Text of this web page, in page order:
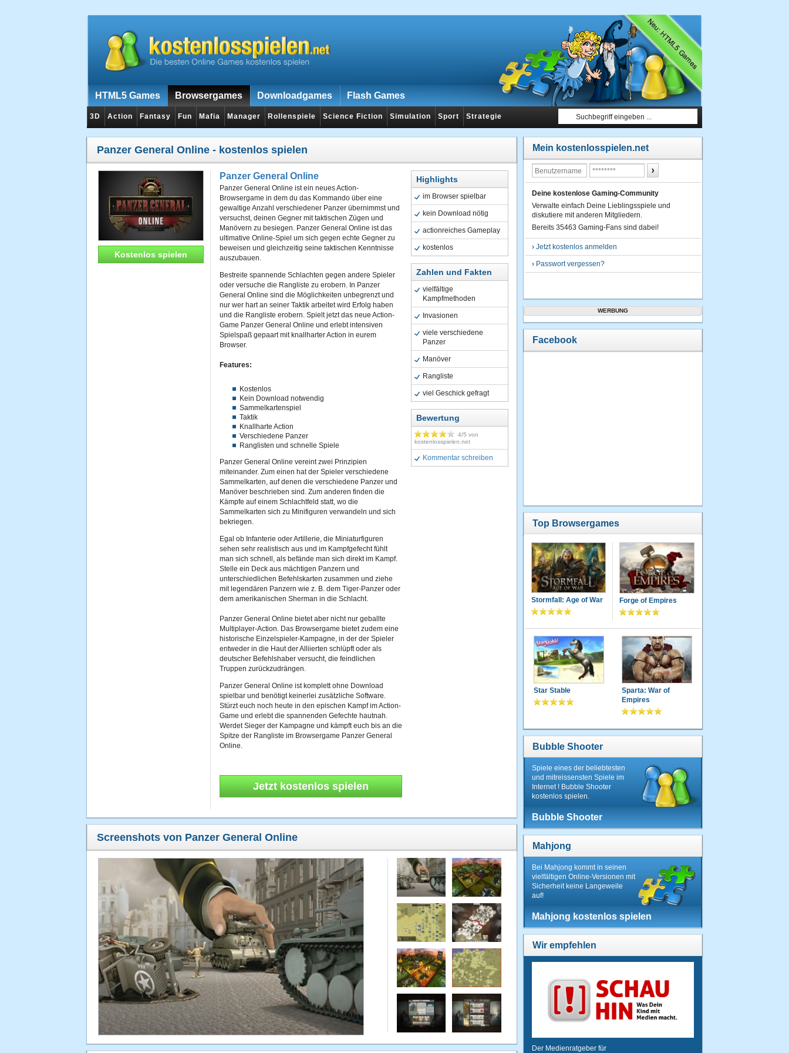
HTML5 Games Browsergames Downloadgames Flash Games
3D Action Fantasy Fun Mafia Manager Rollenspiele Science Fiction Simulation Sport Strategie
Panzer General Online - kostenlos spielen
Kostenlos spielen
Panzer General Online
Panzer General Online ist ein neues Action-
Browsergame in dem du das Kommando über eine
gewaltige Anzahl verschiedener Panzer übernimmst und
versuchst, deinen Gegner mit taktischen Zügen und
Manövern zu besiegen. Panzer General Online ist das
ultimative Online-Spiel um sich gegen echte Gegner zu
beweisen und gleichzeitig seine taktischen Kenntnisse
auszubauen.
Bestreite spannende Schlachten gegen andere Spieler
oder versuche die Rangliste zu erobern. In Panzer
General Online sind die Möglichkeiten unbegrenzt und
nur wer hart an seiner Taktik arbeitet wird Erfolg haben
und die Rangliste erobern. Spielt jetzt das neue Action-
Game Panzer General Online und erlebt intensiven
Spielspaß gepaart mit knallharter Action in eurem
Browser.
Features:
Kostenlos
Kein Download notwendig
Sammelkartenspiel
Taktik
Knallharte Action
Verschiedene Panzer
Ranglisten und schnelle Spiele
Panzer General Online vereint zwei Prinzipien
miteinander. Zum einen hat der Spieler verschiedene
Sammelkarten, auf denen die verschiedene Panzer und
Manöver beschrieben sind. Zum anderen finden die
Kämpfe auf einem Schlachtfeld statt, wo die
Sammelkarten sich zu Minifiguren verwandeln und sich
bekriegen.
Egal ob Infanterie oder Artillerie, die Miniaturfiguren
sehen sehr realistisch aus und im Kampfgefecht fühlt
man sich schnell, als befände man sich direkt im Kampf.
Stelle ein Deck aus mächtigen Panzern und
unterschiedlichen Befehlskarten zusammen und ziehe
mit legendären Panzern wie z. B. dem Tiger-Panzer oder
dem amerikanischen Sherman in die Schlacht.
Panzer General Online bietet aber nicht nur geballte
Multiplayer-Action. Das Browsergame bietet zudem eine
historische Einzelspieler-Kampagne, in der der Spieler
entweder in die Haut der Alliierten schlüpft oder als
deutscher Befehlshaber versucht, die feindlichen
Truppen zurückzudrängen.
Panzer General Online ist komplett ohne Download
spielbar und benötigt keinerlei zusätzliche Software.
Stürzt euch noch heute in den epischen Kampf im Action-
Game und erlebt die spannenden Gefechte hautnah.
Werdet Sieger der Kampagne und kämpft euch bis an die
Spitze der Rangliste im Browsergame Panzer General
Online.
Jetzt kostenlos spielen
Highlights
im Browser spielbar
kein Download nötig
actionreiches Gameplay
kostenlos
Zahlen und Fakten
vielfältige
Kampfmethoden
Invasionen
viele verschiedene
Panzer
Manöver
Rangliste
viel Geschick gefragt
Bewertung
4/5 von
kostenlosspielen.net
Kommentar schreiben
Screenshots von Panzer General Online
Mein kostenlosspielen.net
Deine kostenlose Gaming-Community
Verwalte einfach Deine Lieblingsspiele und
diskutiere mit anderen Mitgliedern.
Bereits 35463 Gaming-Fans sind dabei!
› Jetzt kostenlos anmelden
› Passwort vergessen?
WERBUNG
Facebook
Top Browsergames
Stormfall: Age of War Forge of Empires
Star Stable
Sparta: War of
Empires
Bubble Shooter
Spiele eines der beliebtesten
und mitreissensten Spiele im
Internet ! Bubble Shooter
kostenlos spielen.
Bubble Shooter
Mahjong
Bei Mahjong kommt in seinen
vielfältigen Online-Versionen mit
Sicherheit keine Langeweile
auf!
Mahjong kostenlos spielen
Wir empfehlen
Der Medienratgeber für